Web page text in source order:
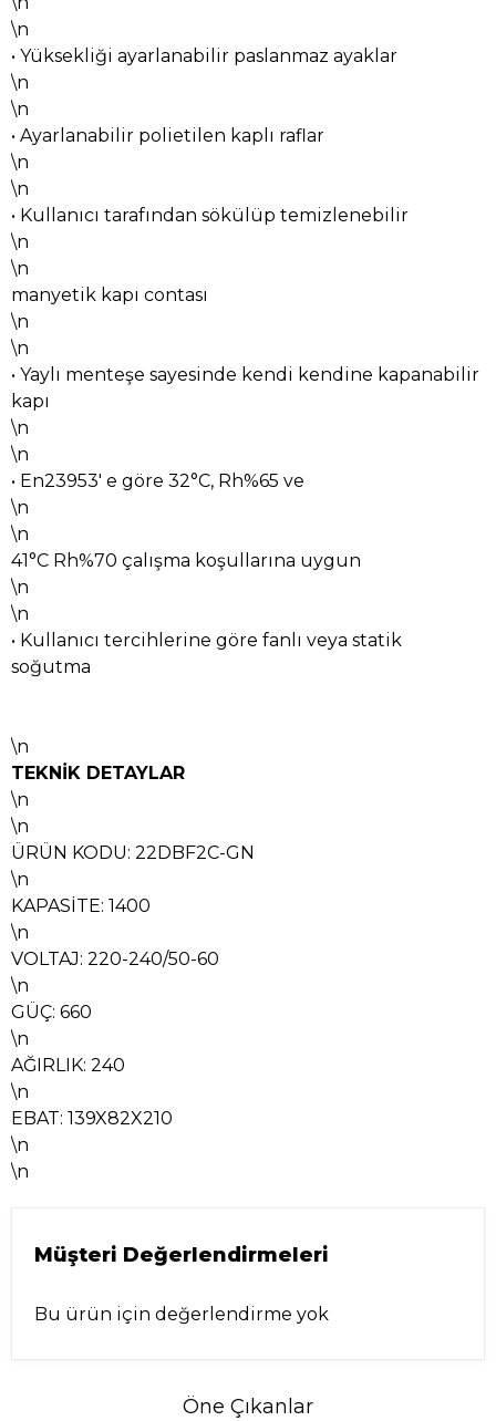
\n
• Yüksekliği ayarlanabilir paslanmaz ayaklar
\n
\n
• Ayarlanabilir polietilen kaplı raflar
\n
\n
• Kullanıcı tarafından sökülüp temizlenebilir
\n
\n
manyetik kapı contası
\n
\n
• Yaylı menteşe sayesinde kendi kendine kapanabilir
kapı
\n
\n
• En23953' e göre 32°C, Rh%65 ve
\n
\n
41°C Rh%70 çalışma koşullarına uygun
\n
\n
• Kullanıcı tercihlerine göre fanlı veya statik
soğutma
\n
TEKNİK DETAYLAR
\n
\n
ÜRÜN KODU: 22DBF2C-GN
\n
KAPASİTE: 1400
\n
VOLTAJ: 220-240/50-60
\n
GÜÇ: 660
\n
AĞIRLIK: 240
\n
EBAT: 139X82X210
\n
\n
Müşteri Değerlendirmeleri
Bu ürün için değerlendirme yok
Öne Çıkanlar